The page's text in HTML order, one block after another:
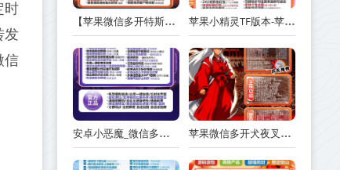
时
发
信
【苹果微信多开特斯拉激活码商城24小时版本】支持修改步数-朋友圈发1小时视频 苹果小精灵TF版本-苹果小精灵支持UDID定制V-支持无限多开实时消息
安卓小恶魔_微信多开分身克隆朋友圈自动跟圈_安卓小恶魔官网 苹果微信多开犬夜叉_兑换码如何在TF里下载激活-犬夜叉传可以多开几个